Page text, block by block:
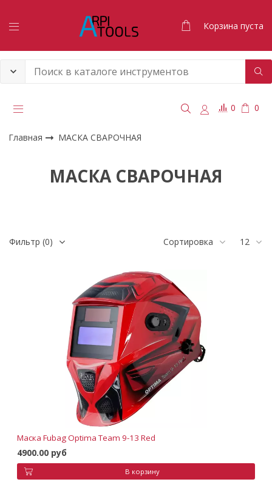
Корзина пуста
0 0
Главная МАСКА СВАРОЧНАЯ
МАСКА СВАРОЧНАЯ
Фильтр (0) Сортировка 12
Маска Fubag Optima Team 9-13 Red
4900.00 руб
В корзину